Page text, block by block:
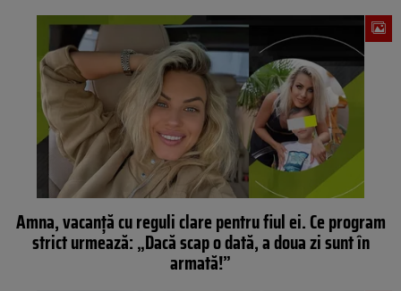
Amna, vacanță cu reguli clare pentru fiul ei. Ce program
strict urmează: „Dacă scap o dată, a doua zi sunt în
armată!”